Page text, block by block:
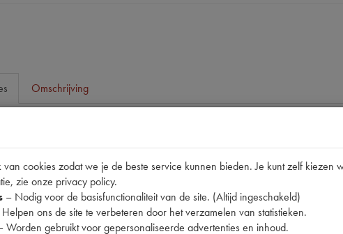
Omschrijving
11CV/15CV
JF
0
cookies zodat we je de beste service kunnen bieden. Je kunt zelf kiezen
zie onze privacy policy.
– Nodig voor de basisfunctionaliteit van de site. (Altijd ingeschakeld)
ons de site te verbeteren door het verzamelen van statistieken.
Worden gebruikt voor gepersonaliseerde advertenties en inhoud.